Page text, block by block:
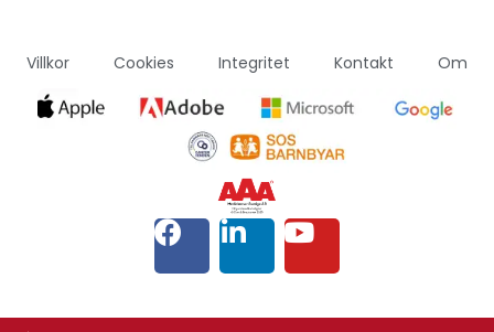
Villkor Cookies Integritet Kontakt Om